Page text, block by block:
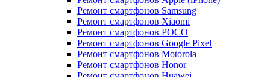
Ремонт смартфонов Samsung
Ремонт смартфонов Xiaomi
Ремонт смартфонов POCO
Ремонт смартфонов Google Pixel
Ремонт смартфонов Motorola
Ремонт смартфонов Honor